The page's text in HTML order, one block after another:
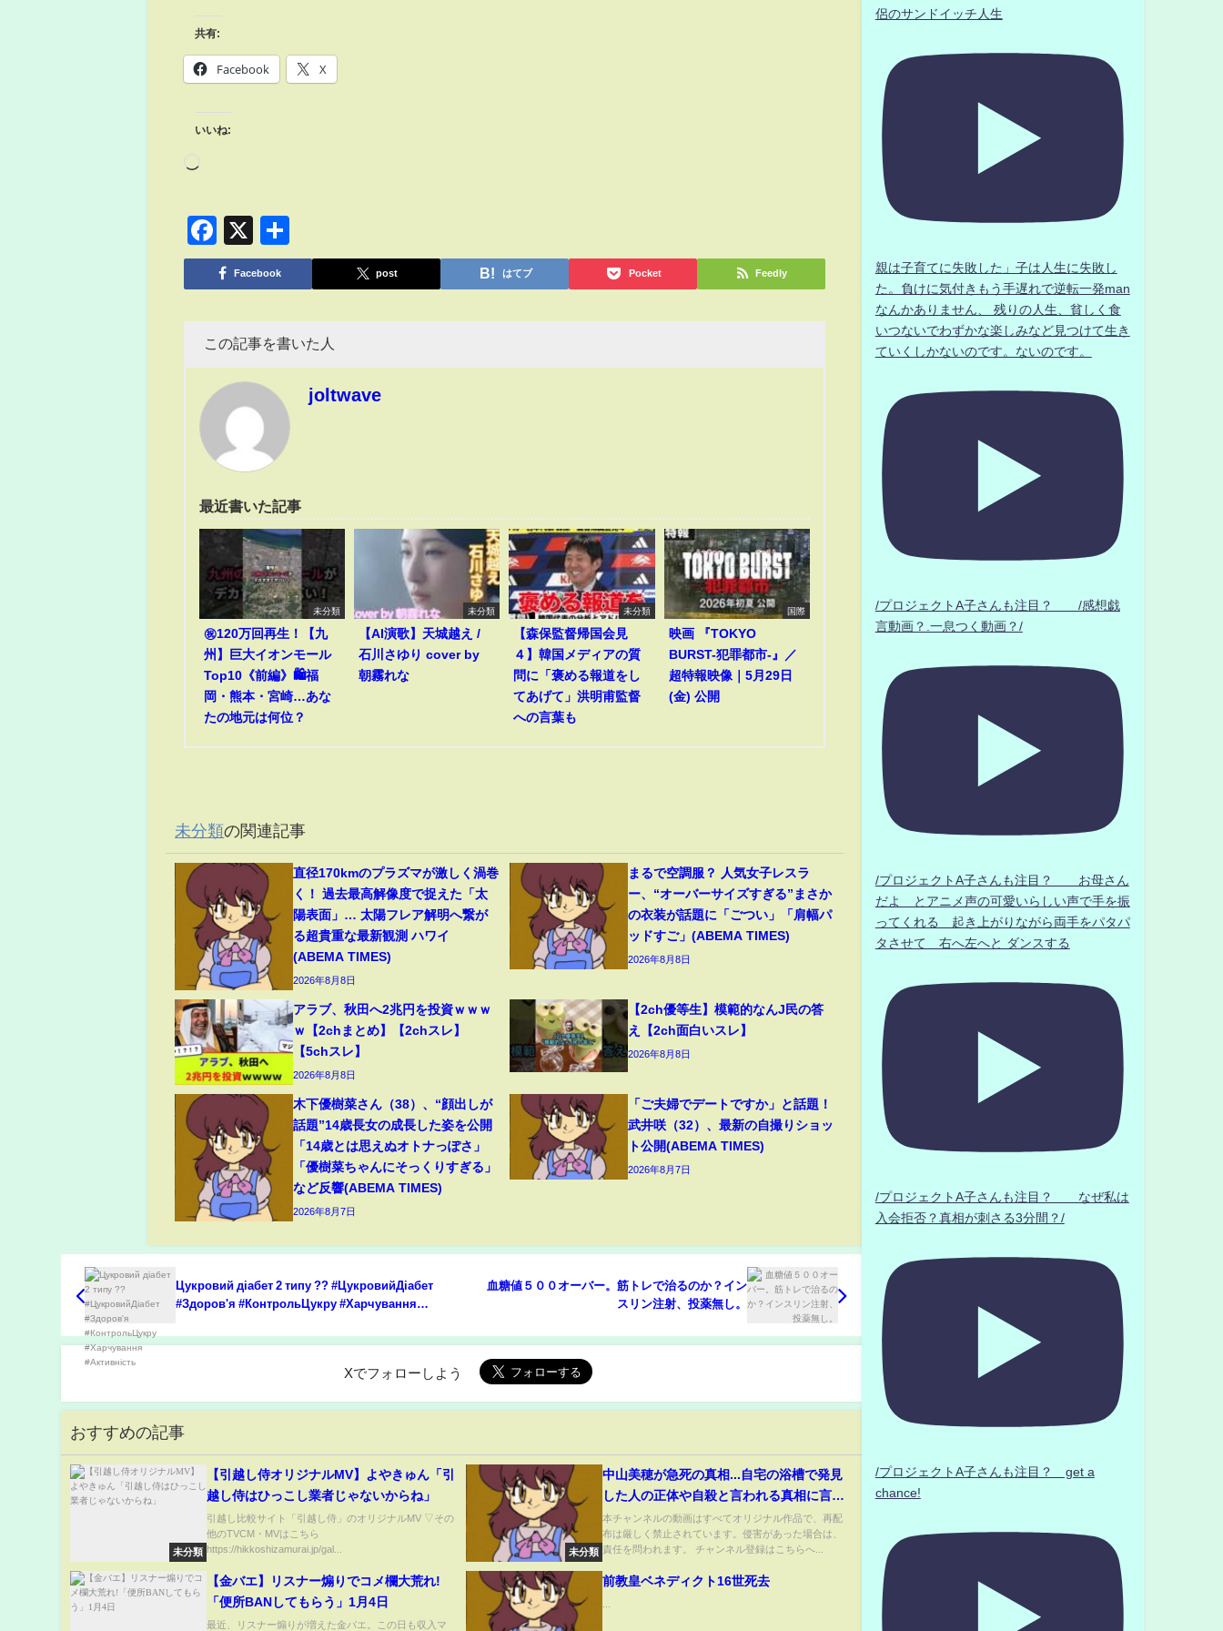
共有:
Facebook X
いいね:
Facebook
X
有
Facebook post はてブ Pocket Feedly
この記事を書いた人
joltwave
最近書いた記事
未分類
㊗️120万回再生！【九
州】巨大イオンモール
Top10《前編》🛍️福
岡・熊本・宮崎…あな
たの地元は何位？
未分類
【AI演歌】天城越え /
石川さゆり cover by
朝霧れな
未分類
【森保監督帰国会見
４】韓国メディアの質
問に「褒める報道をし
てあげて」洪明甫監督
への言葉も
国際
映画 『TOKYO
BURST-犯罪都市-』／
超特報映像｜5月29日
(金) 公開
未分類の関連記事
直径170kmのプラズマが激しく渦巻
く！ 過去最高解像度で捉えた「太
陽表面」… 太陽フレア解明へ繋が
る超貴重な最新観測 ハワイ
(ABEMA TIMES)
2026年8月8日
まるで空調服？ 人気女子レスラ
ー、“オーバーサイズすぎる”まさか
の衣装が話題に「ごつい」「肩幅パ
ッドすご」(ABEMA TIMES)
2026年8月8日
アラブ、秋田へ2兆円を投資ｗｗｗ
ｗ【2chまとめ】【2chスレ】
【5chスレ】
2026年8月8日
【2ch優等生】模範的なんJ民の答
え【2ch面白いスレ】
2026年8月8日
木下優樹菜さん（38）、“顔出しが
話題”14歳長女の成長した姿を公開
「14歳とは思えぬオトナっぽさ」
「優樹菜ちゃんにそっくりすぎる」
など反響(ABEMA TIMES)
2026年8月7日
「ご夫婦でデートですか」と話題！
武井咲（32）、最新の自撮りショッ
ト公開(ABEMA TIMES)
2026年8月7日
Цукровий діабет 2 типу ?? #ЦукровийДіабет
#Здоров'я #КонтрольЦукру #Харчування
血糖値５００オーバー。筋トレで治るのか？イン
スリン注射、投薬無し。
Xでフォローしよう
おすすめの記事
未分類
【引越し侍オリジナルMV】よやきゅん「引
越し侍はひっこし業者じゃないからね」
引越し比較サイト「引越し侍」のオリジナルMV ▽その
他のTVCM・MVはこちら
https://hikkoshizamurai.jp/gal...
未分類
中山美穂が急死の真相...自宅の浴槽で発見
した人の正体や自殺と言われる真相に言葉
を失う...「ツイてるね ノッてるね」で活躍
した歌手の実妹・中山忍が告白した遺書の
内容や息子の現在に驚愕...
本チャンネルの動画はすべてオリジナル作品で、再配
布は厳しく禁止されています。侵害があった場合は、
責任を問われます。 チャンネル登録はこちらへ...
【金バエ】リスナー煽りでコメ欄大荒れ!
「便所BANしてもらう」1月4日
最近、リスナー煽りが増えた金バエ。この日も収入マ
前教皇ベネディクト16世死去
侶のサンドイッチ人生
親は子育てに失敗した」子は人生に失敗し
た。負けに気付きもう手遅れで逆転一発man
なんかありません、 残りの人生、貧しく食
いつないでわずかな楽しみなど見つけて生き
ていくしかないのです。ないのです。
/プロジェクトA子さんも注目？ /感想戯
言動画？.一息つく動画？/
/プロジェクトA子さんも注目？ お母さん
だよ とアニメ声の可愛いらしい声で手を振
ってくれる 起き上がりながら両手をパタパ
タさせて 右へ左へと ダンスする
/プロジェクトA子さんも注目？ なぜ私は
入会拒否？真相が刺さる3分間？/
/プロジェクトA子さんも注目？ get a
chance!